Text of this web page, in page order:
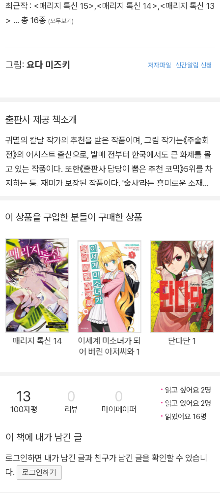
최근작 : <매리지 톡신 15>,<매리지 톡신 14>,<매리지 톡신 13
> … 총 16종 (모두보기)
그림: 요다 미즈키 저자파일 신간알림 신청
출판사 제공 책소개
귀멸의 칼날 작가의 추천을 받은 작품이며, 그림 작가는《주술회
전》의 어시스트 출신으로, 발매 전부터 한국에서도 큰 화제를 몰
고 있는 작품이다. 또한《출판사 담당이 뽑은 추천 코믹》5위를 차
지하는 등, 재미가 보장된 작품이다. '술사'라는 흥미로운 소재를
웃음을 선사하는 것은 물론, 이 과정에서 다양한 액션을 보여줘서
어온 암살자 '독술사' 가문의 청년ㆍ게로.불법적인 일을 하며, 여
성을 대하는 게 불편한 그에게 결혼은 꿈도 꾸지 못할 일이었다.
그런데, '독술사'의 혈통이 끊기는 걸 막기 위해, 본가에선 그의 여
동생에게 강제로 후계자를 낳게 하겠다고 통보.그때, 게로는 임무
타깃이었던 결혼사기꾼ㆍ키노사키를 만나는데…?!'―그런 프러
포즈는 처음이야.'결혼사기꾼을 조언자로 둔 암살자의 구혼 활동
이 시작된다!목표는 최고의 결혼…세상에서 가장 파란만장한 구
혼 활동 배틀 액션!!
이 상품을 구입한 분들이 구매한 상품
매리지 톡신 14
이세계 미소녀가 되
어 버린 아저씨와 1
단다단 1
13
100자평
0
리뷰
0
마이페이퍼
읽고 싶어요 2명
읽고 있어요 2명
읽었어요 16명
이 책에 내가 남긴 글
로그인하면 내가 남긴 글과 친구가 남긴 글을 확인할 수 있습니
다.
로그인하기